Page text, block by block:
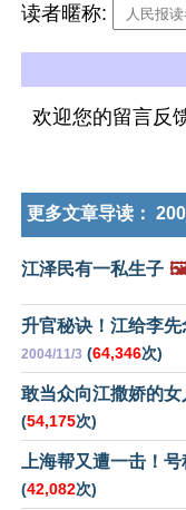
读者暱称:
欢迎您的留言反
更多文章导读：
江泽民有一私生子
升官秘诀！江给李
2004/11/3 (64,346次)
敢当众向江撒娇的
(54,175次)
上海帮又遭一击！
(42,082次)